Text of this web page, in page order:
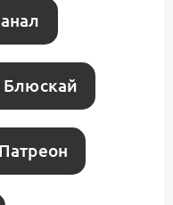
Блюскай
Патреон